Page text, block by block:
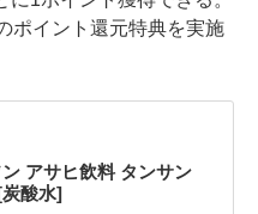
ポイント還元特典を実施
アサヒ飲料 タンサン
酸水]